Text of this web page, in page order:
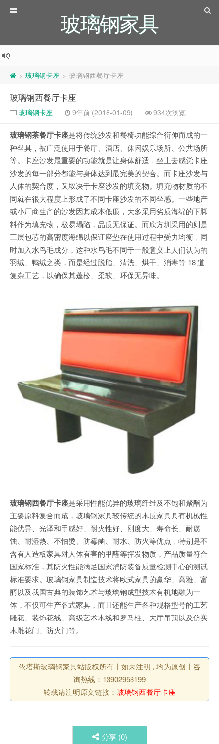
玻璃钢家具
> 玻璃钢卡座 > 玻璃钢西餐厅卡座
玻璃钢西餐厅卡座
玻璃钢卡座 9年前 (2018-01-09) 934次浏览
玻璃钢茶餐厅卡座是将传统沙发和餐椅功能综合衍伸而成的一
种坐具，被广泛使用于餐厅、酒店、休闲娱乐场所、公共场所
等。卡座沙发最重要的功能就是让身体舒适，坐上去感觉卡座
沙发的每一部分都能与身体达到最完美的契合。而卡座沙发与
人体的契合度，又取决于卡座沙发的填充物。填充物材质的不
同就在很大程度上形成了不同卡座沙发的不同坐感。一些地产
或小厂商生产的沙发因其成本低廉，大多采用劣质海绵的下脚
料作为填充物，极易塌陷，品质无保证。而欣方圳采用的则是
三层包芯的高密度海绵以保证座垫在使用过程中受力均衡，同
时加入水鸟毛成分，这种水鸟毛不同于一般意义上人们认为的
羽绒、鸭绒之类，而是经过脱脂、清洗、烘干、消毒等 18 道
复杂工艺，以确保其蓬松、柔软、环保无异味。
玻璃钢西餐厅卡座是采用性能优异的玻璃纤维及不饱和聚酯为
主要原料复合而成，玻璃钢家具较传统的木质家具具有机械性
能优异、光泽和手感好、耐火性好、刚度大、寿命长、耐腐
蚀、耐湿热、不怕烫、防霉菌、耐水、防火等优点，特别是不
含有人造板家具对人体有害的甲醛等挥发物质，产品质量符合
国家标准，其防火性能满足国家消防装备质量检测中心的测试
标准要求。玻璃钢家具制造技术将欧式家具的豪华、高雅、富
丽以及我国古典的装饰艺术与玻璃钢成型技术有机地融为一
体，不仅可生产各式家具，而且还能生产各种规格型号的工艺
雕花、装饰花线、高级艺术木线和罗马柱、大厅吊顶以及仿实
木雕花门、防火门等。
依塔斯玻璃钢家具站版权所有丨如未注明 , 均为原创丨咨
询热线：13902953199
转载请注明原文链接： 玻璃钢西餐厅卡座
分享 (0)